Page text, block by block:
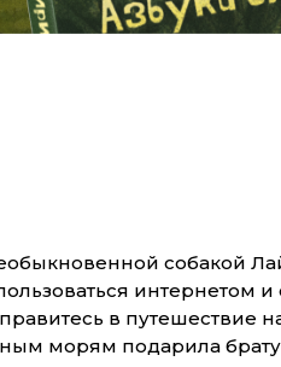
собакой
интернетом
в путешествие
морям подарила брату